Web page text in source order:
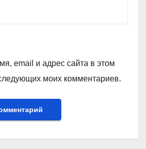
email и адрес сайта в этом
моих комментариев.